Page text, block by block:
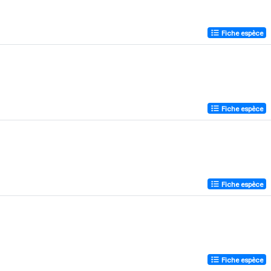
Fiche espèce
Fiche espèce
Fiche espèce
Fiche espèce